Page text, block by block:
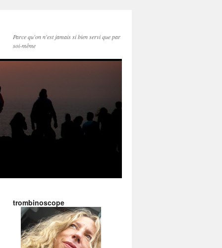
Parce qu'on n'est jamais si bien servi que par
soi-même
trombinoscope